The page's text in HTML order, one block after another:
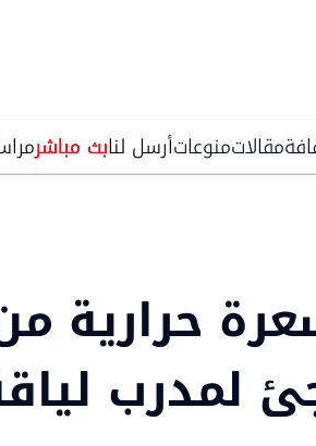
مقالاتمنوعاتأرسل لنابث مباشر
سعرة حرارية
لمدرب